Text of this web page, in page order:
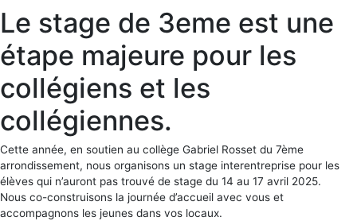
Office 365
Outlook
Live
Le stage de 3eme est une
étape majeure pour les
collégiens et les
collégiennes.
Cette année, en soutien au collège Gabriel Rosset du 7ème
arrondissement, nous organisons un stage interentreprise pour les
élèves qui n’auront pas trouvé de stage du 14 au 17 avril 2025.
Nous co-construisons la journée d’accueil avec vous et
accompagnons les jeunes dans vos locaux.